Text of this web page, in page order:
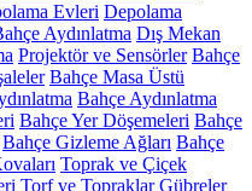
Evleri Depolama
Aydınlatma Dış Mekan
Projektör ve Sensörler Bahçe
Bahçe Masa Üstü
Bahçe Aydınlatma
Bahçe Yer Döşemeleri Bahçe
Bahçe Gizleme Ağları Bahçe
Toprak ve Çiçek
Torf ve Topraklar Gübreler